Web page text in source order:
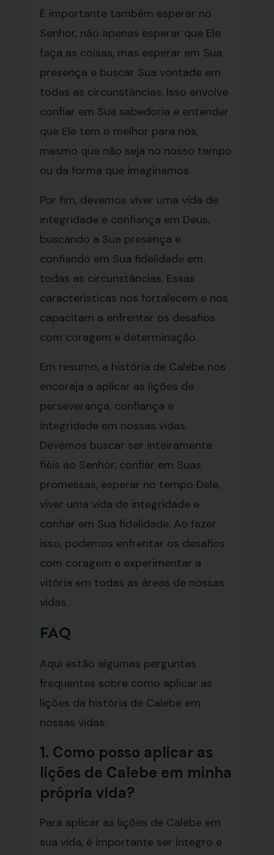
É importante também esperar no
Senhor, não apenas esperar que Ele
faça as coisas, mas esperar em Sua
presença e buscar Sua vontade em
todas as circunstâncias. Isso envolve
confiar em Sua sabedoria e entender
que Ele tem o melhor para nós,
mesmo que não seja no nosso tempo
ou da forma que imaginamos.
Por fim, devemos viver uma vida de
integridade e confiança em Deus,
buscando a Sua presença e
confiando em Sua fidelidade em
todas as circunstâncias. Essas
características nos fortalecem e nos
capacitam a enfrentar os desafios
com coragem e determinação.
Em resumo, a história de Calebe nos
encoraja a aplicar as lições de
perseverança, confiança e
integridade em nossas vidas.
Devemos buscar ser inteiramente
fiéis ao Senhor, confiar em Suas
promessas, esperar no tempo Dele,
viver uma vida de integridade e
confiar em Sua fidelidade. Ao fazer
isso, podemos enfrentar os desafios
com coragem e experimentar a
vitória em todas as áreas de nossas
vidas.
FAQ
Aqui estão algumas perguntas
frequentes sobre como aplicar as
lições da história de Calebe em
nossas vidas:
1. Como posso aplicar as
lições de Calebe em minha
própria vida?
Para aplicar as lições de Calebe em
sua vida, é importante ser íntegro e